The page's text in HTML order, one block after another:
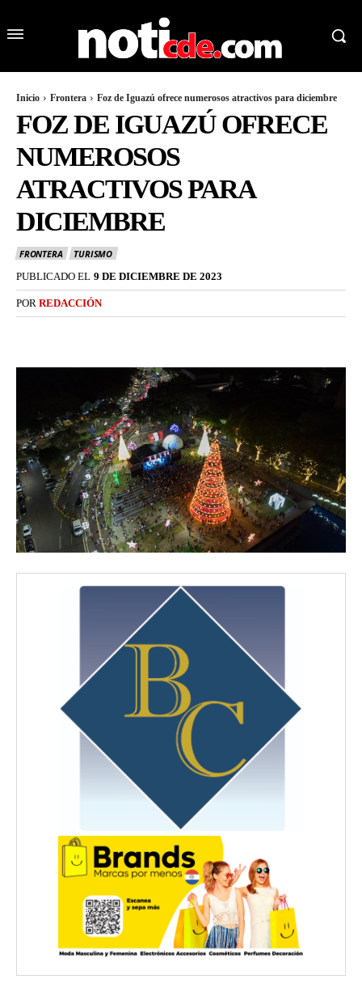
Inicio Frontera Foz de Iguazú ofrece numerosos atractivos para diciembre
FOZ DE IGUAZÚ OFRECE
NUMEROSOS
ATRACTIVOS PARA
DICIEMBRE
FRONTERA
TURISMO
PUBLICADO EL 9 DE DICIEMBRE DE 2023
POR REDACCIÓN